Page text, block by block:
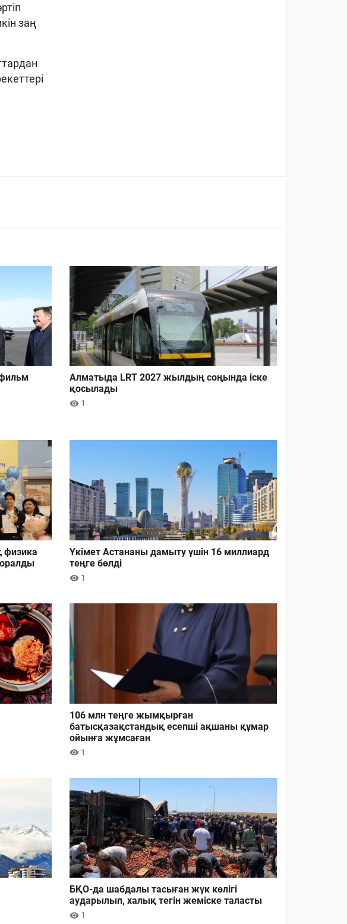
заң
Алматыда LRT 2027 жылдың соңында іске
қосылады
1
Үкімет Астананы дамыту үшін 16 миллиард
теңге бөлді
1
106 млн теңге жымқырған
батысқазақстандық есепші ақшаны құмар
ойынға жұмсаған
1
БҚО-да шабдалы тасыған жүк көлігі
аударылып, халық тегін жеміске таласты
1